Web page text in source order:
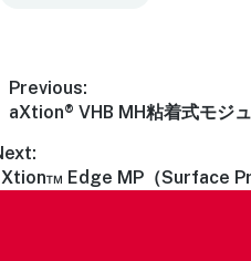
Previous:
aXtion® VHB MH粘着式モジ
Edge MP（Surface